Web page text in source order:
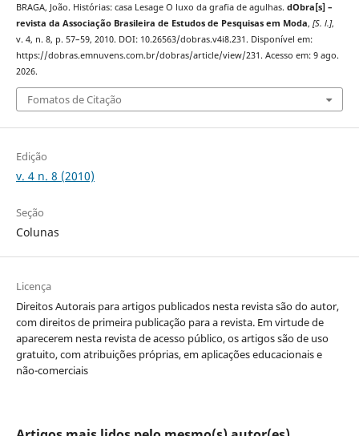
BRAGA, João. Histórias: casa Lesage O luxo da grafia de agulhas. dObra[s] –
revista da Associação Brasileira de Estudos de Pesquisas em Moda, [S. l.],
v. 4, n. 8, p. 57–59, 2010. DOI: 10.26563/dobras.v4i8.231. Disponível em:
https://dobras.emnuvens.com.br/dobras/article/view/231. Acesso em: 9 ago.
2026.
Fomatos de Citação
Edição
v. 4 n. 8 (2010)
Seção
Colunas
Licença
Direitos Autorais para artigos publicados nesta revista são do autor,
com direitos de primeira publicação para a revista. Em virtude de
aparecerem nesta revista de acesso público, os artigos são de uso
gratuito, com atribuições próprias, em aplicações educacionais e
não-comerciais